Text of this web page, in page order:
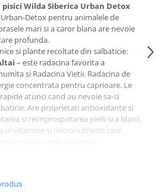
Wilda Siberica Urban Detox
Detox pentru animalele de
mari si a caror blana are nevoie
profunda.
si plante recoltate din salbaticie:
– este radacina favorita a
si Radacina Vietii. Radacina de
concentrata pentru caprioare. Le
atunci cand au nevoie sa-si
Are proprietati antioxidante si
si reimprospatarea pielii si a blanii.
in vitamine si micronutrienti care
si delicata.
salbatice siberiene, cu calitati